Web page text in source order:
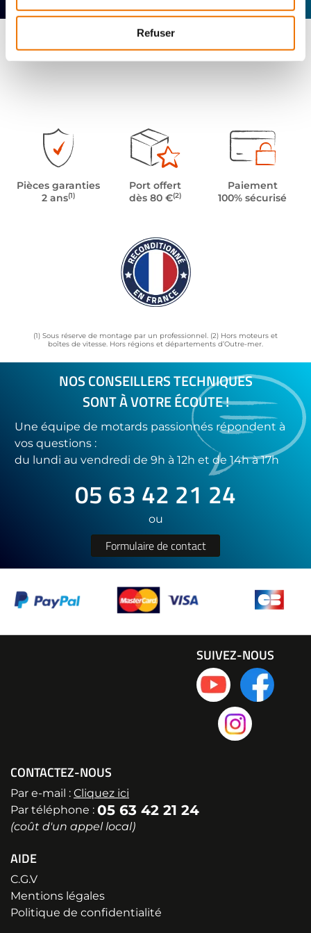
Refuser
Pièces garanties
2 ans(1)
Port offert
dès 80 €(2)
Paiement
100% sécurisé
(1) Sous réserve de montage par un professionnel. (2) Hors moteurs et
boîtes de vitesse. Hors régions et départements d’Outre-mer.
NOS CONSEILLERS TECHNIQUES
SONT À VOTRE ÉCOUTE !
Une équipe de motards passionnés répondent à
vos questions :
du lundi au vendredi de 9h à 12h et de 14h à 17h
05 63 42 21 24
ou
Formulaire de contact
CONTACTEZ-NOUS
Par e-mail : Cliquez ici
Par téléphone : 05 63 42 21 24
(coût d'un appel local)
AIDE
C.G.V
Mentions légales
Politique de confidentialité
SUIVEZ-NOUS